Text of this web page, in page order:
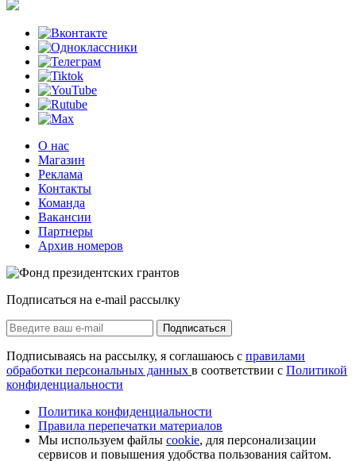
О нас
Магазин
Реклама
Контакты
Команда
Вакансии
Партнеры
Архив номеров
Подписаться на e-mail рассылку
Подписаться
Подписываясь на рассылку, я соглашаюсь с правилами
обработки персональных данных в соответствии с Политикой
конфиденциальности
Политика конфиденциальности
Правила перепечатки материалов
Мы используем файлы cookie, для персонализации
сервисов и повышения удобства пользования сайтом.